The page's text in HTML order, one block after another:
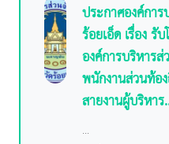
ประกาศองค์กา
ร้อยเอ็ด เรื่อง รั
องค์การบริหาร
พนักงานส่วนท้อ
สายงานผู้บริหาร
...